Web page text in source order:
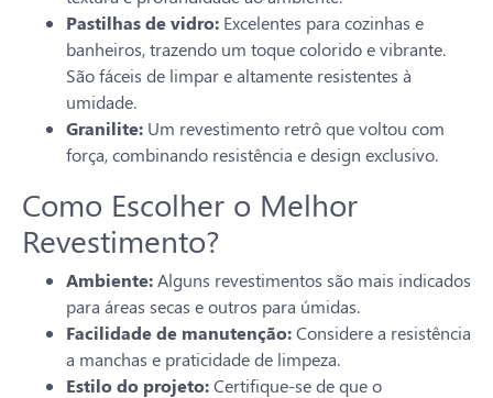
Pastilhas de vidro: Excelentes para cozinhas e
banheiros, trazendo um toque colorido e vibrante.
São fáceis de limpar e altamente resistentes à
umidade.
Granilite: Um revestimento retrô que voltou com
força, combinando resistência e design exclusivo.
Como Escolher o Melhor
Revestimento?
Ambiente:Alguns revestimentos são mais indicados
para áreas secas e outros para úmidas.
Facilidade de manutenção:Considere a resistência
a manchas e praticidade de limpeza.
Estilo do projeto:Certifique-se de que o